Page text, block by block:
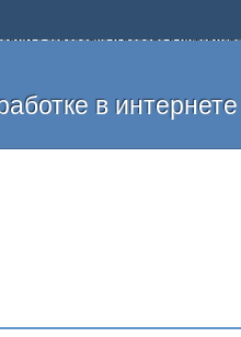
о заработке и работе в
Если вы знаете, что определенный
и регистрации уже сегодня.
в интернете